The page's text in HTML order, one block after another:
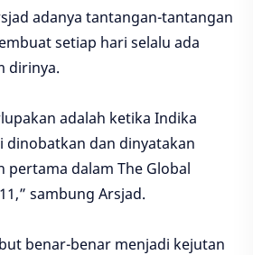
adanya tantangan-tantangan
setiap hari selalu ada
dirinya.
adalah ketika Indika
dinobatkan dan dinyatakan
pertama dalam The Global
sambung Arsjad.
benar-benar menjadi kejutan